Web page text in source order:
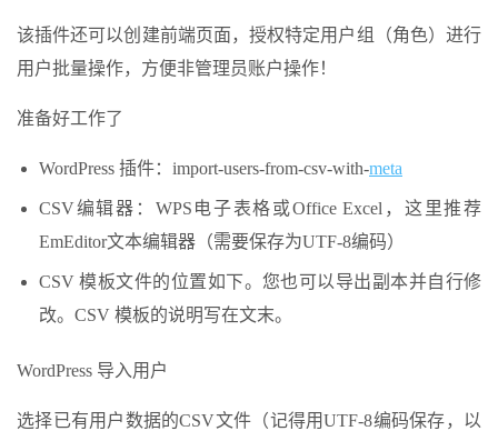
该插件还可以创建前端页面，授权特定用户组（角色）进行
用户批量操作，方便非管理员账户操作！
准备好工作了
WordPress 插件：import-users-from-csv-with-meta
CSV编辑器：WPS电子表格或Office Excel，这里推荐
EmEditor文本编辑器（需要保存为UTF-8编码）
CSV 模板文件的位置如下。您也可以导出副本并自行修
改。CSV 模板的说明写在文末。
WordPress 导入用户
选择已有用户数据的CSV文件（记得用UTF-8编码保存，以